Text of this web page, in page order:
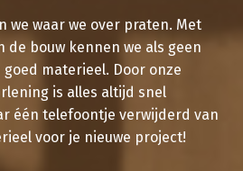
we waar we over praten. Met
bouw kennen we als geen
materieel. Door onze
is alles altijd snel
één telefoontje verwijderd van
voor je nieuwe project!